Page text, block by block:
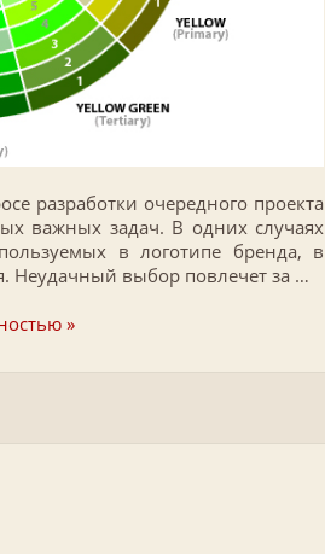
разработки очередного проекта
важных задач. В одних случаях
в логотипе бренда, в
Неудачный выбор повлечет за …
»